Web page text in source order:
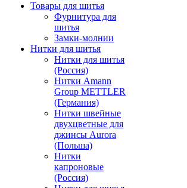
Товары для шитья
Фурнитура для
шитья
Замки-молнии
Нитки для шитья
Нитки для шитья
(Россия)
Нитки Amann
Group METTLER
(Германия)
Нитки швейные
двухцветные для
джинсы Aurora
(Польша)
Нитки
капроновые
(Россия)